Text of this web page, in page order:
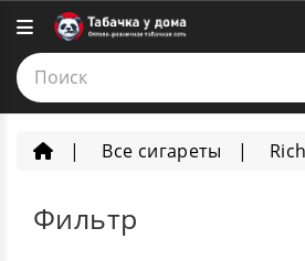
Все сигареты
Фильтр